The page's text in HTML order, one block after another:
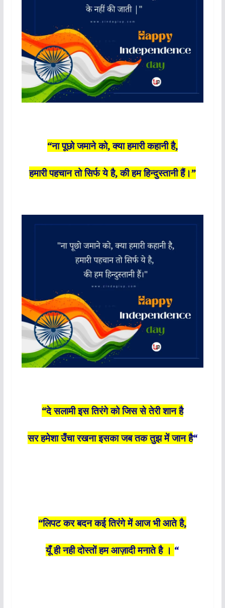
“ना पूछो जमाने को, क्या हमारी कहानी है,
हमारी पहचान तो सिर्फ ये है, की हम हिन्दुस्तानी हैं।”
“दे सलामी इस तिरंगे को जिस से तेरी शान है
सर हमेशा उँचा रखना इसका जब तक तुझ में जान है“
“लिपट कर बदन कई तिरंगे में आज भी आते है,
यूँ ही नही दोस्तों हम आज़ादी मनाते है । “